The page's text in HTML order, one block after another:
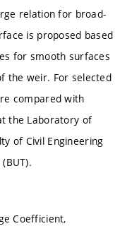
relation for broad-
is proposed based
for smooth surfaces
the weir. For selected
compared with
the Laboratory of
of Civil Engineering
Coefficient,